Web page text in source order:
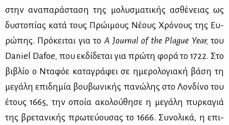
στην ανα­πα­ρά­στα­ση της μο­λυ­σμα­τι­κής ασθέ­νειας ως
δυ­στο­πί­ας κα­τά τους Πρώ­ι­μους Νέ­ους Χρό­νους της Ευ­
ρώ­πης. Πρό­κει­ται για το A Journalof the Plague Year,του
Daniel Dafoe, που εκ­δί­δε­ται για πρώ­τη φο­ρά το 1722. Στο
βι­βλίο ο Ντα­φόε κα­τα­γρά­φει σε ημε­ρο­λο­για­κή βά­ση τη
με­γά­λη επι­δη­μία βου­βω­νι­κής πα­νώ­λης στο Λον­δί­νο του
έτους 1665, την οποία ακο­λού­θη­σε η με­γά­λη πυρ­κα­γιά
της βρε­τα­νι­κής πρω­τεύ­ου­σας το 1666. Συ­νο­λι­κά, η επι­